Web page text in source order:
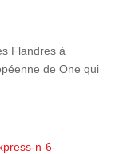
Flandres à
de One qui
n-6-